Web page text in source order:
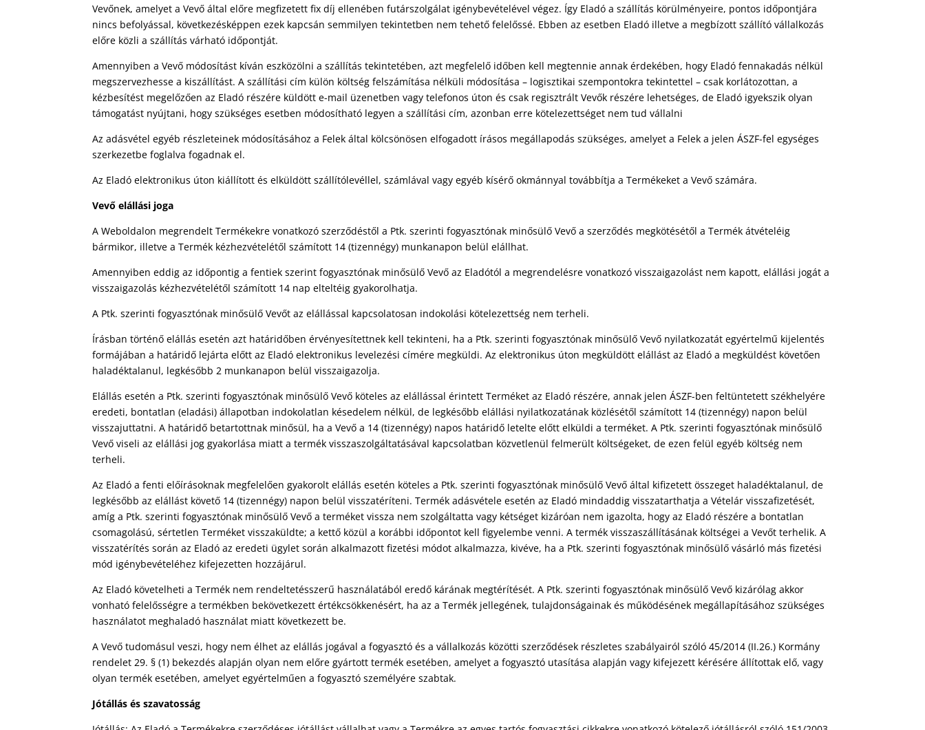
Vevőnek, amelyet a Vevő által előre megfizetett fix díj ellenében futárszolgálat igénybevételével végez. Így Eladó a szállítás körülményeire, pontos időpontjára
nincs befolyással, következésképpen ezek kapcsán semmilyen tekintetben nem tehető felelőssé. Ebben az esetben Eladó illetve a megbízott szállító vállalkozás
előre közli a szállítás várható időpontját.
Amennyiben a Vevő módosítást kíván eszközölni a szállítás tekintetében, azt megfelelő időben kell megtennie annak érdekében, hogy Eladó fennakadás nélkül
megszervezhesse a kiszállítást. A szállítási cím külön költség felszámítása nélküli módosítása – logisztikai szempontokra tekintettel – csak korlátozottan, a
kézbesítést megelőzően az Eladó részére küldött e-mail üzenetben vagy telefonos úton és csak regisztrált Vevők részére lehetséges, de Eladó igyekszik olyan
támogatást nyújtani, hogy szükséges esetben módosítható legyen a szállítási cím, azonban erre kötelezettséget nem tud vállalni
Az adásvétel egyéb részleteinek módosításához a Felek által kölcsönösen elfogadott írásos megállapodás szükséges, amelyet a Felek a jelen ÁSZF-fel egységes
szerkezetbe foglalva fogadnak el.
Az Eladó elektronikus úton kiállított és elküldött szállítólevéllel, számlával vagy egyéb kísérő okmánnyal továbbítja a Termékeket a Vevő számára.
Vevő elállási joga
A Weboldalon megrendelt Termékekre vonatkozó szerződéstől a Ptk. szerinti fogyasztónak minősülő Vevő a szerződés megkötésétől a Termék átvételéig
bármikor, illetve a Termék kézhezvételétől számított 14 (tizennégy) munkanapon belül elállhat.
Amennyiben eddig az időpontig a fentiek szerint fogyasztónak minősülő Vevő az Eladótól a megrendelésre vonatkozó visszaigazolást nem kapott, elállási jogát a
visszaigazolás kézhezvételétől számított 14 nap elteltéig gyakorolhatja.
A Ptk. szerinti fogyasztónak minősülő Vevőt az elállással kapcsolatosan indokolási kötelezettség nem terheli.
Írásban történő elállás esetén azt határidőben érvényesítettnek kell tekinteni, ha a Ptk. szerinti fogyasztónak minősülő Vevő nyilatkozatát egyértelmű kijelentés
formájában a határidő lejárta előtt az Eladó elektronikus levelezési címére megküldi. Az elektronikus úton megküldött elállást az Eladó a megküldést követően
haladéktalanul, legkésőbb 2 munkanapon belül visszaigazolja.
Elállás esetén a Ptk. szerinti fogyasztónak minősülő Vevő köteles az elállással érintett Terméket az Eladó részére, annak jelen ÁSZF-ben feltüntetett székhelyére
eredeti, bontatlan (eladási) állapotban indokolatlan késedelem nélkül, de legkésőbb elállási nyilatkozatának közlésétől számított 14 (tizennégy) napon belül
visszajuttatni. A határidő betartottnak minősül, ha a Vevő a 14 (tizennégy) napos határidő letelte előtt elküldi a terméket. A Ptk. szerinti fogyasztónak minősülő
Vevő viseli az elállási jog gyakorlása miatt a termék visszaszolgáltatásával kapcsolatban közvetlenül felmerült költségeket, de ezen felül egyéb költség nem
terheli.
Az Eladó a fenti előírásoknak megfelelően gyakorolt elállás esetén köteles a Ptk. szerinti fogyasztónak minősülő Vevő által kifizetett összeget haladéktalanul, de
legkésőbb az elállást követő 14 (tizennégy) napon belül visszatéríteni. Termék adásvétele esetén az Eladó mindaddig visszatarthatja a Vételár visszafizetését,
amíg a Ptk. szerinti fogyasztónak minősülő Vevő a terméket vissza nem szolgáltatta vagy kétséget kizáróan nem igazolta, hogy az Eladó részére a bontatlan
csomagolású, sértetlen Terméket visszaküldte; a kettő közül a korábbi időpontot kell figyelembe venni. A termék visszaszállításának költségei a Vevőt terhelik. A
visszatérítés során az Eladó az eredeti ügylet során alkalmazott fizetési módot alkalmazza, kivéve, ha a Ptk. szerinti fogyasztónak minősülő vásárló más fizetési
mód igénybevételéhez kifejezetten hozzájárul.
Az Eladó követelheti a Termék nem rendeltetésszerű használatából eredő kárának megtérítését. A Ptk. szerinti fogyasztónak minősülő Vevő kizárólag akkor
vonható felelősségre a termékben bekövetkezett értékcsökkenésért, ha az a Termék jellegének, tulajdonságainak és működésének megállapításához szükséges
használatot meghaladó használat miatt következett be.
A Vevő tudomásul veszi, hogy nem élhet az elállás jogával a fogyasztó és a vállalkozás közötti szerződések részletes szabályairól szóló 45/2014 (II.26.) Kormány
rendelet 29. § (1) bekezdés alapján olyan nem előre gyártott termék esetében, amelyet a fogyasztó utasítása alapján vagy kifejezett kérésére állítottak elő, vagy
olyan termék esetében, amelyet egyértelműen a fogyasztó személyére szabtak.
Jótállás és szavatosság